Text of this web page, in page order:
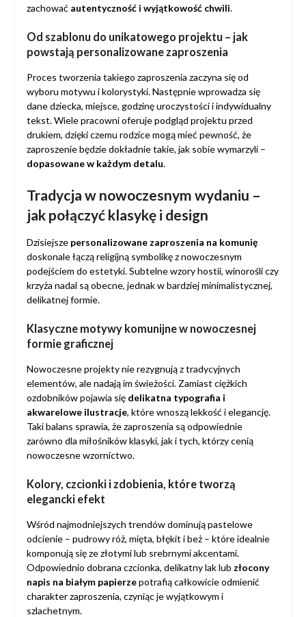
zachować autentyczność i wyjątkowość chwili.
Od szablonu do unikatowego projektu – jak
powstają personalizowane zaproszenia
Proces tworzenia takiego zaproszenia zaczyna się od
wyboru motywu i kolorystyki. Następnie wprowadza się
dane dziecka, miejsce, godzinę uroczystości i indywidualny
tekst. Wiele pracowni oferuje podgląd projektu przed
drukiem, dzięki czemu rodzice mogą mieć pewność, że
zaproszenie będzie dokładnie takie, jak sobie wymarzyli –
dopasowane w każdym detalu.
Tradycja w nowoczesnym wydaniu –
jak połączyć klasykę i design
Dzisiejsze personalizowane zaproszenia na komunię
doskonale łączą religijną symbolikę z nowoczesnym
podejściem do estetyki. Subtelne wzory hostii, winorośli czy
krzyża nadal są obecne, jednak w bardziej minimalistycznej,
delikatnej formie.
Klasyczne motywy komunijne w nowoczesnej
formie graficznej
Nowoczesne projekty nie rezygnują z tradycyjnych
elementów, ale nadają im świeżości. Zamiast ciężkich
ozdobników pojawia się delikatna typografia i
akwarelowe ilustracje, które wnoszą lekkość i elegancję.
Taki balans sprawia, że zaproszenia są odpowiednie
zarówno dla miłośników klasyki, jak i tych, którzy cenią
nowoczesne wzornictwo.
Kolory, czcionki i zdobienia, które tworzą
elegancki efekt
Wśród najmodniejszych trendów dominują pastelowe
odcienie – pudrowy róż, mięta, błękit i beż – które idealnie
komponują się ze złotymi lub srebrnymi akcentami.
Odpowiednio dobrana czcionka, delikatny lak lub złocony
napis na białym papierzepotrafią całkowicie odmienić
charakter zaproszenia, czyniąc je wyjątkowym i
szlachetnym.